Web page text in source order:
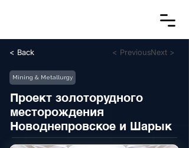
< Back < PreviousNext >
Mining & Metallurgy
Проект золоторудного
месторождения
Новоднепровское и Шарык